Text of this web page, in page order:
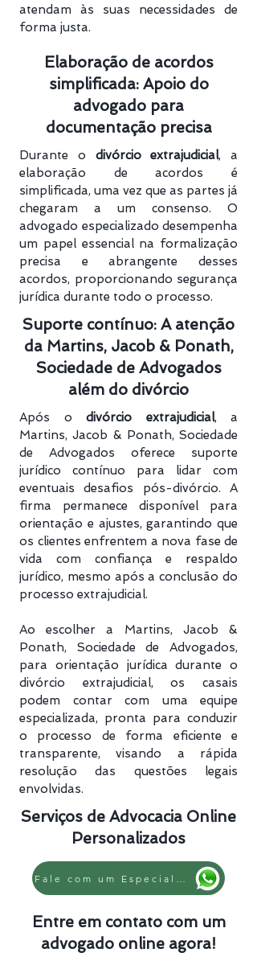
atendam às suas necessidades de
forma justa.
Elaboração de acordos
simplificada: Apoio do
advogado para
documentação precisa
Durante o divórcio extrajudicial, a
elaboração de acordos é
simplificada, uma vez que as partes já
chegaram a um consenso. O
advogado especializado desempenha
um papel essencial na formalização
precisa e abrangente desses
acordos, proporcionando segurança
jurídica durante todo o processo.
Suporte contínuo: A atenção
da Martins, Jacob & Ponath,
Sociedade de Advogados
além do divórcio
Após o divórcio extrajudicial, a
Martins, Jacob & Ponath, Sociedade
de Advogados oferece suporte
jurídico contínuo para lidar com
eventuais desafios pós-divórcio. A
firma permanece disponível para
orientação e ajustes, garantindo que
os clientes enfrentem a nova fase de
vida com confiança e respaldo
jurídico, mesmo após a conclusão do
processo extrajudicial.
Ao escolher a Martins, Jacob &
Ponath, Sociedade de Advogados,
para orientação jurídica durante o
divórcio extrajudicial, os casais
podem contar com uma equipe
especializada, pronta para conduzir
o processo de forma eficiente e
transparente, visando a rápida
resolução das questões legais
envolvidas.
Serviços de Advocacia Online
Personalizados
Entre em contato com um
advogado online agora!